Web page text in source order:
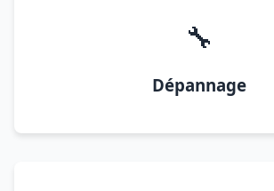
🔧
Dépannage